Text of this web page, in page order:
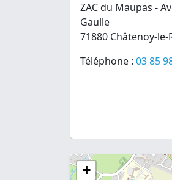
ZAC du Maupas -
Gaulle
71880 Châtenoy-le-
Téléphone : 03 85
+